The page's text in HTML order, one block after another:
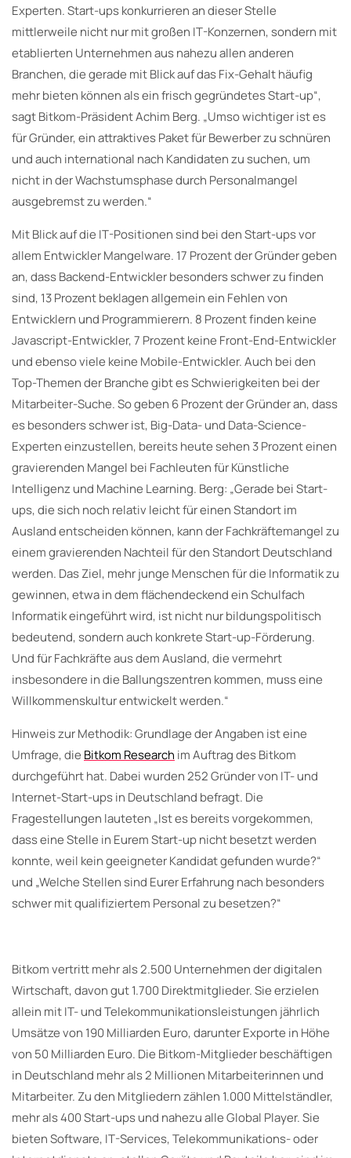
Experten. Start-ups konkurrieren an dieser Stelle
mittlerweile nicht nur mit großen IT-Konzernen, sondern mit
etablierten Unternehmen aus nahezu allen anderen
Branchen, die gerade mit Blick auf das Fix-Gehalt häufig
mehr bieten können als ein frisch gegründetes Start-up“,
sagt Bitkom-Präsident Achim Berg. „Umso wichtiger ist es
für Gründer, ein attraktives Paket für Bewerber zu schnüren
und auch international nach Kandidaten zu suchen, um
nicht in der Wachstumsphase durch Personalmangel
ausgebremst zu werden.“
Mit Blick auf die IT-Positionen sind bei den Start-ups vor
allem Entwickler Mangelware. 17 Prozent der Gründer geben
an, dass Backend-Entwickler besonders schwer zu finden
sind, 13 Prozent beklagen allgemein ein Fehlen von
Entwicklern und Programmierern. 8 Prozent finden keine
Javascript-Entwickler, 7 Prozent keine Front-End-Entwickler
und ebenso viele keine Mobile-Entwickler. Auch bei den
Top-Themen der Branche gibt es Schwierigkeiten bei der
Mitarbeiter-Suche. So geben 6 Prozent der Gründer an, dass
es besonders schwer ist, Big-Data- und Data-Science-
Experten einzustellen, bereits heute sehen 3 Prozent einen
gravierenden Mangel bei Fachleuten für Künstliche
Intelligenz und Machine Learning. Berg: „Gerade bei Start-
ups, die sich noch relativ leicht für einen Standort im
Ausland entscheiden können, kann der Fachkräftemangel zu
einem gravierenden Nachteil für den Standort Deutschland
werden. Das Ziel, mehr junge Menschen für die Informatik zu
gewinnen, etwa in dem flächendeckend ein Schulfach
Informatik eingeführt wird, ist nicht nur bildungspolitisch
bedeutend, sondern auch konkrete Start-up-Förderung.
Und für Fachkräfte aus dem Ausland, die vermehrt
insbesondere in die Ballungszentren kommen, muss eine
Willkommenskultur entwickelt werden.“
Hinweis zur Methodik: Grundlage der Angaben ist eine
Umfrage, die Bitkom Research im Auftrag des Bitkom
durchgeführt hat. Dabei wurden 252 Gründer von IT- und
Internet-Start-ups in Deutschland befragt. Die
Fragestellungen lauteten „Ist es bereits vorgekommen,
dass eine Stelle in Eurem Start-up nicht besetzt werden
konnte, weil kein geeigneter Kandidat gefunden wurde?“
und „Welche Stellen sind Eurer Erfahrung nach besonders
schwer mit qualifiziertem Personal zu besetzen?“
Bitkom vertritt mehr als 2.500 Unternehmen der digitalen
Wirtschaft, davon gut 1.700 Direktmitglieder. Sie erzielen
allein mit IT- und Telekommunikationsleistungen jährlich
Umsätze von 190 Milliarden Euro, darunter Exporte in Höhe
von 50 Milliarden Euro. Die Bitkom-Mitglieder beschäftigen
in Deutschland mehr als 2 Millionen Mitarbeiterinnen und
Mitarbeiter. Zu den Mitgliedern zählen 1.000 Mittelständler,
mehr als 400 Start-ups und nahezu alle Global Player. Sie
bieten Software, IT-Services, Telekommunikations- oder